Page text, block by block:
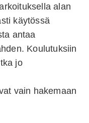
alan
käytössä
antaa
Koulutuksiin
jo
vain hakemaan